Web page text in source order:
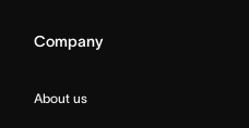
Company
About us